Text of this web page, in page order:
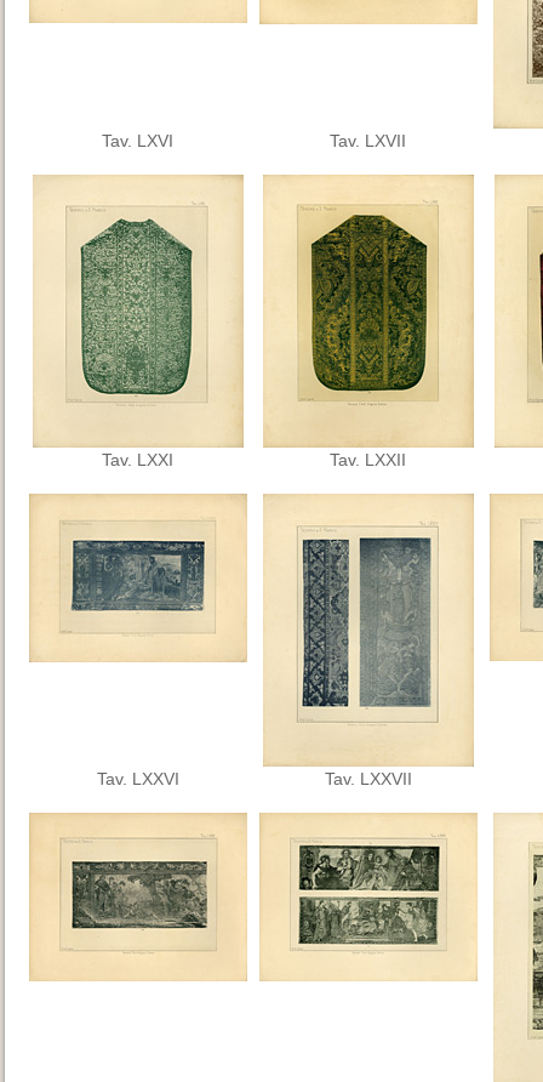
Tav. LXVI Tav. LXVII
Tav. LXXI Tav. LXXII
Tav. LXXVI Tav. LXXVII